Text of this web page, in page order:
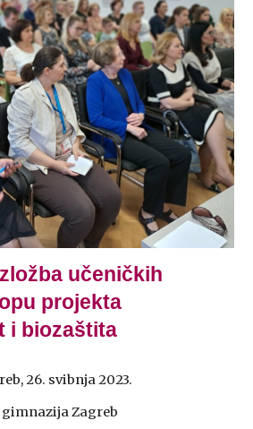
učeničkih
projekta
i biozaštita
26. svibnja 2023.
gimnazija Zagreb